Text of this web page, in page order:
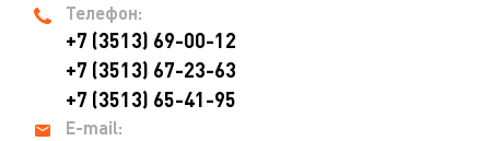
Телефон:
+7 (3513) 69-00-12
+7 (3513) 67-23-63
+7 (3513) 65-41-95
E-mail: